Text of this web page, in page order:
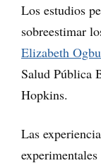
Los estudios
sobreestimar
Elizabeth
Salud Pública
Hopkins.
Las